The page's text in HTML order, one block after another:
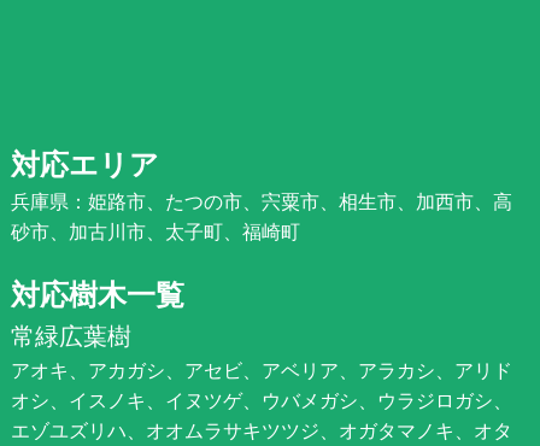
対応エリア
兵庫県：姫路市、たつの市、宍粟市、相生市、加西市、高
砂市、加古川市、太子町、福崎町
対応樹木一覧
常緑広葉樹
アオキ、アカガシ、アセビ、アベリア、アラカシ、アリド
オシ、イスノキ、イヌツゲ、ウバメガシ、ウラジロガシ、
エゾユズリハ、オオムラサキツツジ、オガタマノキ、オタ